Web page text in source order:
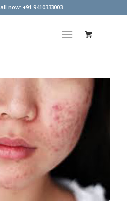
now: +91 9410333003